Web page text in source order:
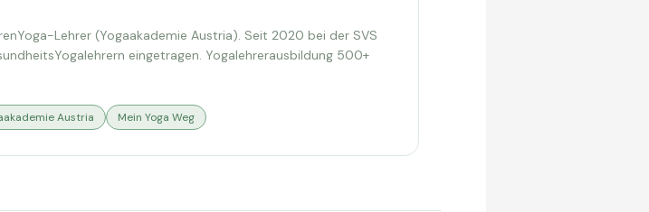
Lehrer (Yogaakademie Austria). Seit 2020 bei der SVS
eingetragen. Yogalehrerausbildung 500+
Austria Mein Yoga Weg